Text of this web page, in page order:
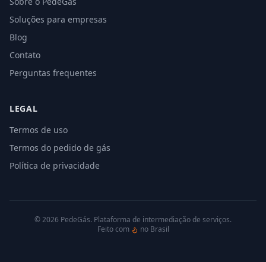
Soluções para empresas
Blog
Contato
Perguntas frequentes
LEGAL
Termos de uso
Termos do pedido de gás
Política de privacidade
©2026 PedeGás. Plataforma de intermediação de serviços.
Feito com
no Brasil